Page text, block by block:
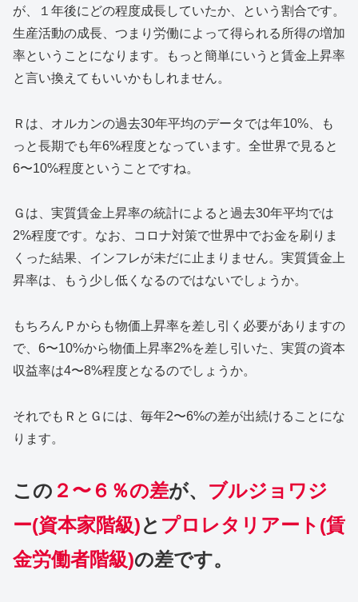
が、１年後にどの程度成長していたか、という割合です。
生産活動の成長、つまり労働によって得られる所得の増加
率ということになります。もっと簡単にいうと賃金上昇率
と言い換えてもいいかもしれません。
Ｒは、オルカンの過去30年平均のデータでは年10%、も
っと長期でも年6%程度となっています。全世界で見ると
6〜10%程度ということですね。
Ｇは、実質賃金上昇率の統計によると過去30年平均では
2%程度です。なお、コロナ対策で世界中でお金を刷りま
くった結果、インフレが未だに止まりません。実質賃金上
昇率は、もう少し低くなるのではないでしょうか。
もちろんＰからも物価上昇率を差し引く必要がありますの
で、6〜10%から物価上昇率2%を差し引いた、実質の資本
収益率は4〜8%程度となるのでしょうか。
それでもＲとＧには、毎年2〜6%の差が出続けることにな
ります。
この ２〜６％の差が、 ブルジョワジ
ー(資本家階級)と プロレタリアート(賃
金労働者階級)の差です。